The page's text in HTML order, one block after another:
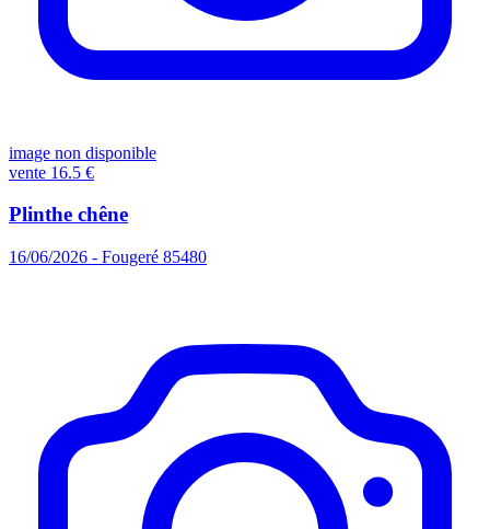
image non disponible
vente 16.5 €
Plinthe chêne
16/06/2026 - Fougeré 85480